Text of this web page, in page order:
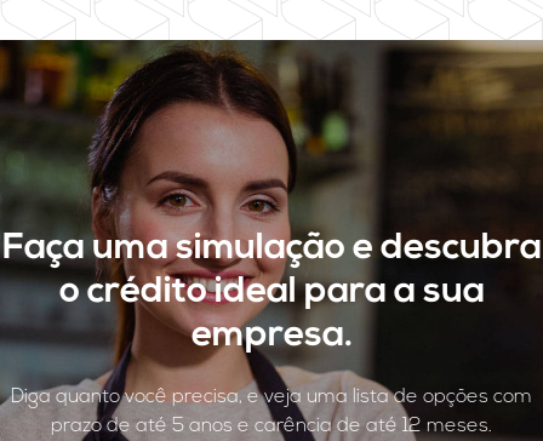
Faça uma simulação e descubra
o crédito ideal para a sua
empresa.
Diga quanto você precisa, e veja uma lista de opções com
prazo de até 5 anos e carência de até 12 meses.